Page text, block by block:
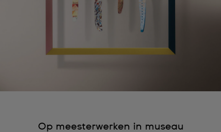
Op meesterwerken in museau